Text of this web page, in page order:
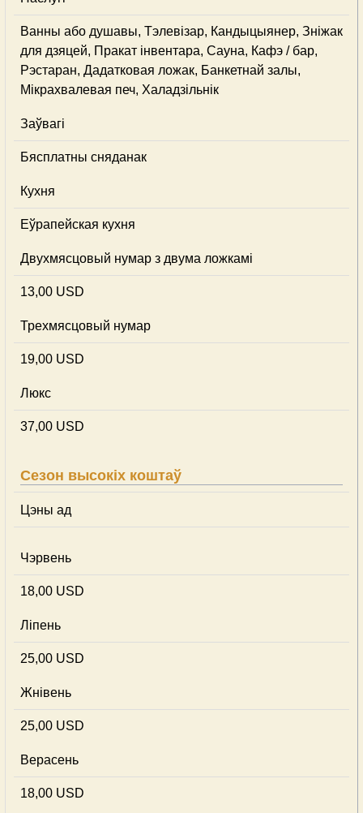
Ванны або душавы, Тэлевізар, Кандыцыянер, Зніжак
для дзяцей, Пракат інвентара, Сауна, Кафэ / бар,
Рэстаран, Дадатковая ложак, Банкетнай залы,
Мікрахвалевая печ, Халадзільнік
Заўвагі
Бясплатны сняданак
Кухня
Еўрапейская кухня
Двухмясцовый нумар з двума ложкамі
13,00 USD
Трехмясцовый нумар
19,00 USD
Люкс
37,00 USD
Сезон высокіх коштаў
Цэны ад
Чэрвень
18,00 USD
Ліпень
25,00 USD
Жнівень
25,00 USD
Верасень
18,00 USD